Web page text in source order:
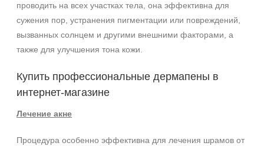
проводить на всех участках тела, она эффективна для
сужения пор, устранения пигментации или повреждений,
вызванных солнцем и другими внешними факторами, а
также для улучшения тона кожи.
Купить профессиональные дермапены в
интернет-магазине
Лечение акне
Процедура особенно эффективна для лечения шрамов от